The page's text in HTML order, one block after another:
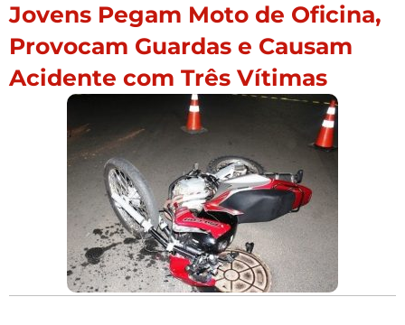
Jovens Pegam Moto de Oficina,
Provocam Guardas e Causam
Acidente com Três Vítimas